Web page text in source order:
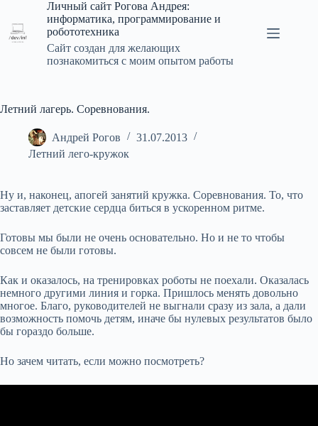
сути
Личный сайт Рогова Андрея:
информатика, программирование и
робототехника
Сайт создан для желающих
познакомиться с моим опытом работы
Летний лагерь. Соревнования.
Андрей Рогов
31.07.2013
Летний лего-кружок
Ну и, наконец, апогей занятий кружка. Соревнования. То, что
заставляет детские сердца биться в ускоренном ритме.
Готовы мы были не очень основательно. Но и не то чтобы
совсем не были готовы.
Как и оказалось, на тренировках роботы не поехали. Оказалась
немного другими линия и горка. Пришлось менять довольно
многое. Благо, руководителей не выгнали сразу из зала, а дали
возможность помочь детям, иначе бы нулевых результатов было
бы гораздо больше.
Но зачем читать, если можно посмотреть?